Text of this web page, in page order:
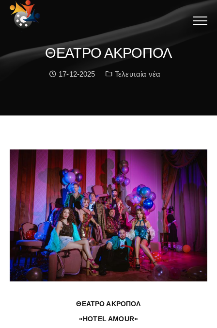
Menu
ΘΕΑΤΡΟ ΑΚΡΟΠΟΛ
Date:
17-12-2025 Κατηγορία:
Τελευταία νέα
ΘΕΑΤΡΟ ΑΚΡΟΠΟΛ
«HOTEL AMOUR»